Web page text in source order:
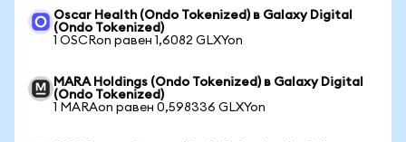
Oscar Health (Ondo Tokenized) в Galaxy Digital
(Ondo Tokenized)
1 OSCRon равен 1,6082 GLXYon
MARA Holdings (Ondo Tokenized) в Galaxy Digital
(Ondo Tokenized)
1 MARAon равен 0,598336 GLXYon